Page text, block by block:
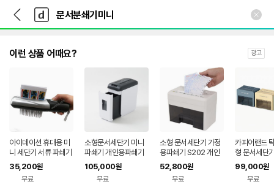
다
나
와
가
다
와
인
이런 상품 어때요? 광고
아이데이션 휴대용 미
니 세단기 서류 파쇄기
종이 분쇄
35,200원
무료
소형문서세단기 미니
파쇄기 개인용파쇄기
사무용세절기 종이분
쇄기 THESERO SC-
4415
105,000원
무료
소형 문서세단기 가정
용파쇄기 S202 개인
용 미니세단기 자동파
쇄기
52,800원
무료
카피어랜드
형 문서세단
1 저소음 미
데스크테리
99,000원
무료